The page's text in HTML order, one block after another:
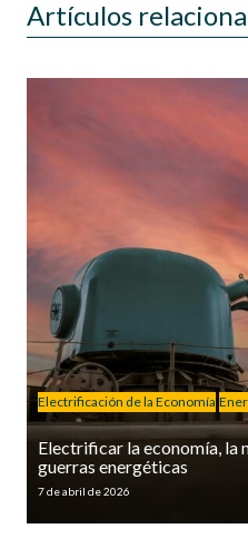
Artículos
Electrificación de la Economía
Electrificar la economía, la
guerras energéticas
7 de abril de 2026